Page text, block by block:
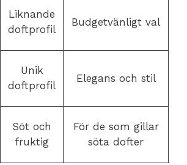
Liknande
doftprofil
Budgetvänligt val
Unik
doftprofil
Elegans och stil
Söt och
fruktig
För de som gillar
söta dofter